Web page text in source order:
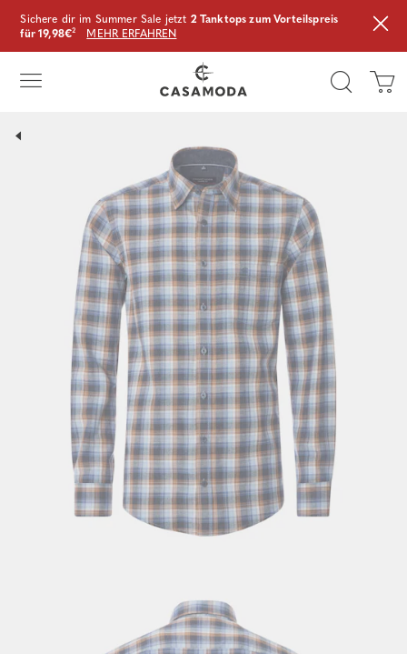
Sichere dir im Summer Sale jetzt 2 Tanktops zum Vorteilspreis
für 19,98€² MEHR ERFAHREN